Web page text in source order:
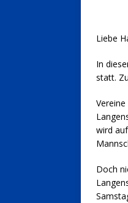
Liebe
In
statt.
wird
Doch